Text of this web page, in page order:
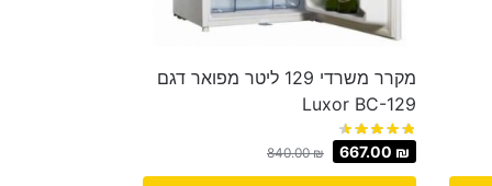
מקרר משרדי 129 ליטר מפואר דגם
Luxor BC-129
840.00₪ 667.00 ₪